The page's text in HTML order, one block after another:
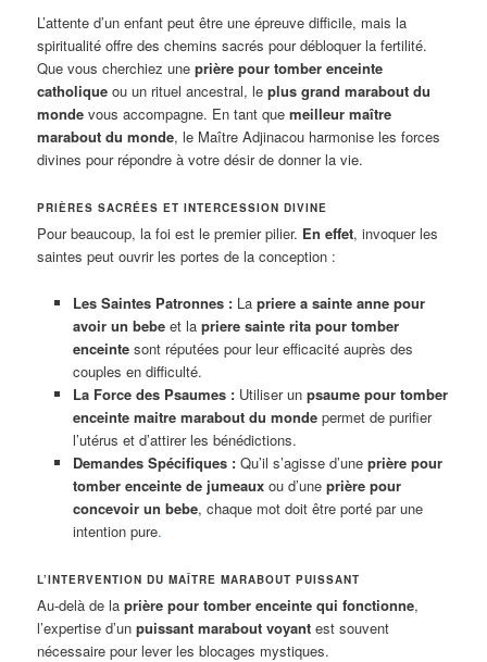
L’attente d’un enfant peut être une épreuve difficile, mais la
spiritualité offre des chemins sacrés pour débloquer la fertilité.
Que vous cherchiez uneprière pour tomber enceinte
catholique ou un rituel ancestral, leplus grand marabout du
monde vous accompagne. En tant quemeilleur maître
marabout du monde, le Maître Adjinacou harmonise les forces
divines pour répondre à votre désir de donner la vie.
PRIÈRES SACRÉES ET INTERCESSION DIVINE
Pour beaucoup, la foi est le premier pilier. En effet, invoquer les
saintes peut ouvrir les portes de la conception :
Les Saintes Patronnes :La priere a sainte anne pour
avoir un bebeet la priere sainte rita pour tomber
enceintesont réputées pour leur efficacité auprès des
couples en difficulté.
La Force des Psaumes :Utiliser un psaume pour tomber
enceinte maitre marabout du mondepermet de purifier
l’utérus et d’attirer les bénédictions.
Demandes Spécifiques :Qu’il s’agisse d’une prière pour
tomber enceinte de jumeauxou d’une prière pour
concevoir un bebe, chaque mot doit être porté par une
intention pure.
L’INTERVENTION DU MAÎTRE MARABOUT PUISSANT
Au-delà de laprière pour tomber enceinte qui fonctionne,
l’expertise d’unpuissant marabout voyant est souvent
nécessaire pour lever les blocages mystiques.